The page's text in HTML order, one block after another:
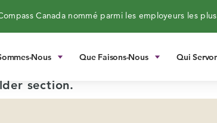
Canada nommé parmi les employeurs les
Nous Que Faisons-Nous Qui
section.